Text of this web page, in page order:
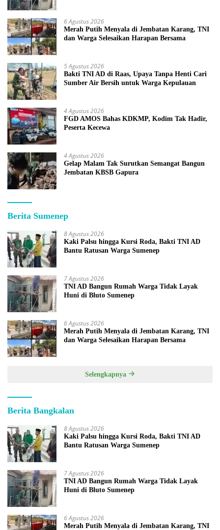
6 Agustus 2026
Merah Putih Menyala di Jembatan Karang, TNI
dan Warga Selesaikan Harapan Bersama
5 Agustus 2026
Bakti TNI AD di Raas, Upaya Tanpa Henti Cari
Sumber Air Bersih untuk Warga Kepulauan
4 Agustus 2026
FGD AMOS Bahas KDKMP, Kodim Tak Hadir,
Peserta Kecewa
4 Agustus 2026
Gelap Malam Tak Surutkan Semangat Bangun
Jembatan KBSB Gapura
Berita Sumenep
8 Agustus 2026
Kaki Palsu hingga Kursi Roda, Bakti TNI AD
Bantu Ratusan Warga Sumenep
7 Agustus 2026
TNI AD Bangun Rumah Warga Tidak Layak
Huni di Bluto Sumenep
6 Agustus 2026
Merah Putih Menyala di Jembatan Karang, TNI
dan Warga Selesaikan Harapan Bersama
Selengkapnya
Berita Bangkalan
8 Agustus 2026
Kaki Palsu hingga Kursi Roda, Bakti TNI AD
Bantu Ratusan Warga Sumenep
7 Agustus 2026
TNI AD Bangun Rumah Warga Tidak Layak
Huni di Bluto Sumenep
6 Agustus 2026
Merah Putih Menyala di Jembatan Karang, TNI